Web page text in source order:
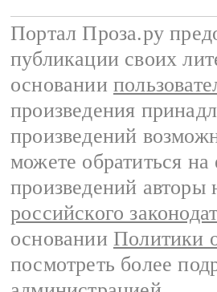
Портал Проза.ру
публикации своих
основании
произведения
произведений
можете обратиться на
произведений авторы
российского
основании Политики
посмотреть более